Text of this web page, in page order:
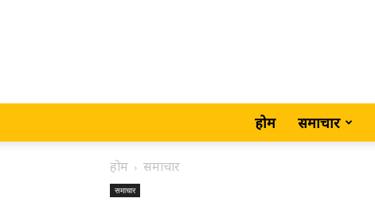
होम समाचार
होम समाचार
समाचार